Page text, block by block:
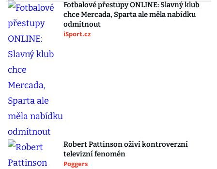
Fotbalové přestupy ONLINE: Slavný klub
chce Mercada, Sparta ale měla nabídku
odmítnout
iSport.cz
Robert Pattinson oživí kontroverzní
televizní fenomén
Poggers